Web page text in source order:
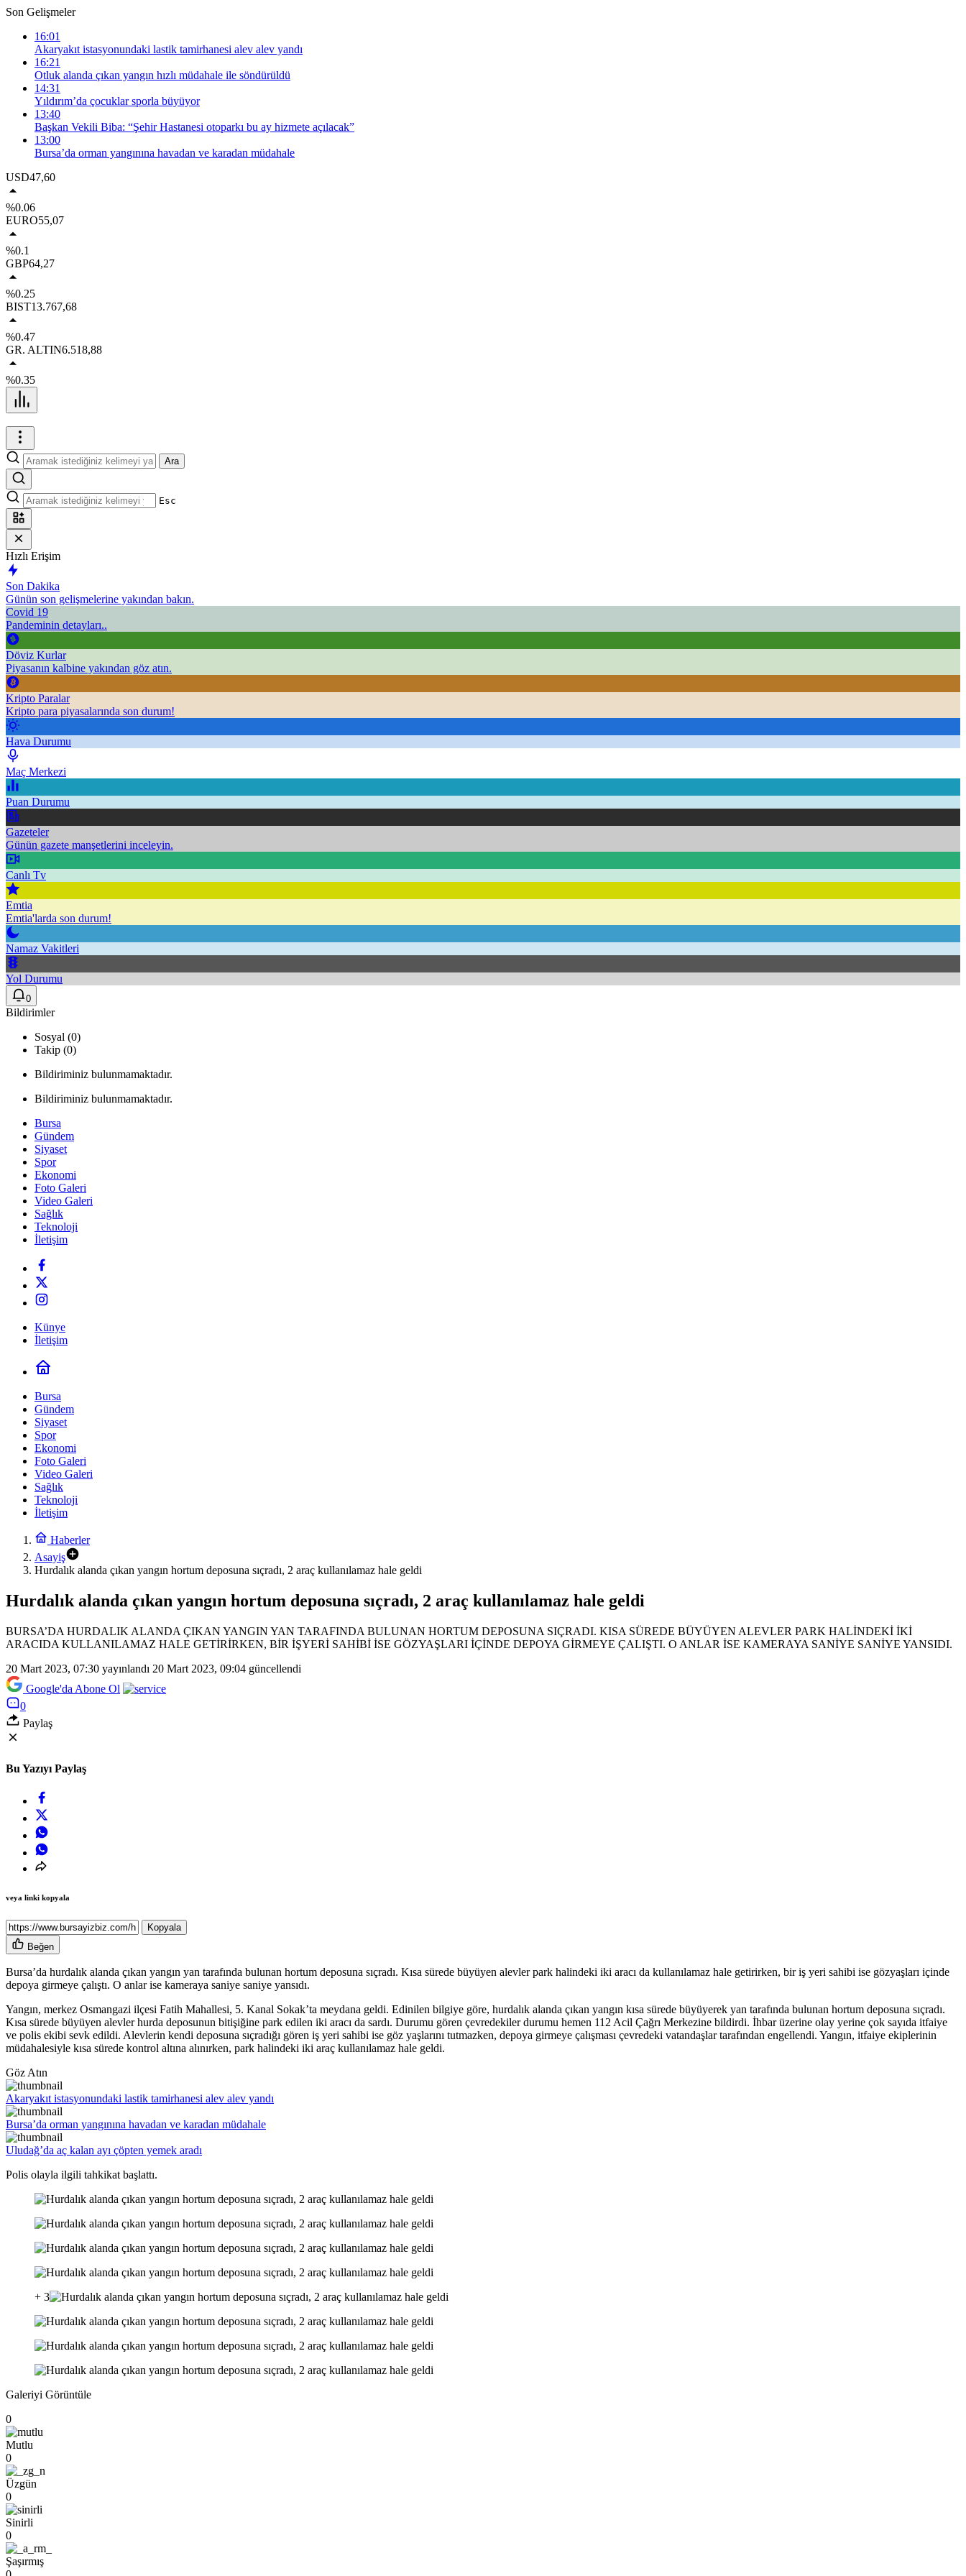
Son Gelişmeler
16:01
Akaryakıt istasyonundaki lastik tamirhanesi alev alev yandı
16:21
Otluk alanda çıkan yangın hızlı müdahale ile söndürüldü
14:31
Yıldırım’da çocuklar sporla büyüyor
13:40
Başkan Vekili Biba: “Şehir Hastanesi otoparkı bu ay hizmete açılacak”
13:00
Bursa’da orman yangınına havadan ve karadan müdahale
USD47,60
%0.06
EURO55,07
%0.1
GBP64,27
%0.25
BIST13.767,68
%0.47
GR. ALTIN6.518,88
%0.35
Ara
Esc
Hızlı Erişim
Son Dakika
Günün son gelişmelerine yakından bakın.
Covid 19
Pandeminin detayları..
Döviz Kurlar
Piyasanın kalbine yakından göz atın.
Kripto Paralar
Kripto para piyasalarında son durum!
Hava Durumu
Maç Merkezi
Puan Durumu
Gazeteler
Günün gazete manşetlerini inceleyin.
Canlı Tv
Emtia
Emtia'larda son durum!
Namaz Vakitleri
Yol Durumu
0
Bildirimler
Sosyal (0)
Takip (0)
Bildiriminiz bulunmamaktadır.
Bildiriminiz bulunmamaktadır.
Bursa
Gündem
Siyaset
Spor
Ekonomi
Foto Galeri
Video Galeri
Sağlık
Teknoloji
İletişim
Künye
İletişim
Bursa
Gündem
Siyaset
Spor
Ekonomi
Foto Galeri
Video Galeri
Sağlık
Teknoloji
İletişim
Haberler
Asayiş
Hurdalık alanda çıkan yangın hortum deposuna sıçradı, 2 araç kullanılamaz hale geldi
Hurdalık alanda çıkan yangın hortum deposuna sıçradı, 2 araç kullanılamaz hale geldi
BURSA’DA HURDALIK ALANDA ÇIKAN YANGIN YAN TARAFINDA BULUNAN HORTUM DEPOSUNA SIÇRADI. KISA SÜREDE BÜYÜYEN ALEVLER PARK HALİNDEKİ İKİ
ARACIDA KULLANILAMAZ HALE GETİRİRKEN, BİR İŞYERİ SAHİBİ İSE GÖZYAŞLARI İÇİNDE DEPOYA GİRMEYE ÇALIŞTI. O ANLAR İSE KAMERAYA SANİYE SANİYE YANSIDI.
20 Mart 2023, 07:30 yayınlandı 20 Mart 2023, 09:04 güncellendi
Google'da Abone Ol
0
Paylaş
Bu Yazıyı Paylaş
veya linki kopyala
Kopyala
Beğen
Bursa’da hurdalık alanda çıkan yangın yan tarafında bulunan hortum deposuna sıçradı. Kısa sürede büyüyen alevler park halindeki iki aracı da kullanılamaz hale getirirken, bir iş yeri sahibi ise gözyaşları içinde
depoya girmeye çalıştı. O anlar ise kameraya saniye saniye yansıdı.
Yangın, merkez Osmangazi ilçesi Fatih Mahallesi, 5. Kanal Sokak’ta meydana geldi. Edinilen bilgiye göre, hurdalık alanda çıkan yangın kısa sürede büyüyerek yan tarafında bulunan hortum deposuna sıçradı.
Kısa sürede büyüyen alevler hurda deposunun bitişiğine park edilen iki aracı da sardı. Durumu gören çevredekiler durumu hemen 112 Acil Çağrı Merkezine bildirdi. İhbar üzerine olay yerine çok sayıda itfaiye
ve polis ekibi sevk edildi. Alevlerin kendi deposuna sıçradığı gören iş yeri sahibi ise göz yaşlarını tutmazken, depoya girmeye çalışması çevredeki vatandaşlar tarafından engellendi. Yangın, itfaiye ekiplerinin
müdahalesiyle kısa sürede kontrol altına alınırken, park halindeki iki araç kullanılamaz hale geldi.
Göz Atın
Akaryakıt istasyonundaki lastik tamirhanesi alev alev yandı
Bursa’da orman yangınına havadan ve karadan müdahale
Uludağ’da aç kalan ayı çöpten yemek aradı
Polis olayla ilgili tahkikat başlattı.
+ 3
Galeriyi Görüntüle
0
Mutlu
0
Üzgün
0
Sinirli
0
Şaşırmış